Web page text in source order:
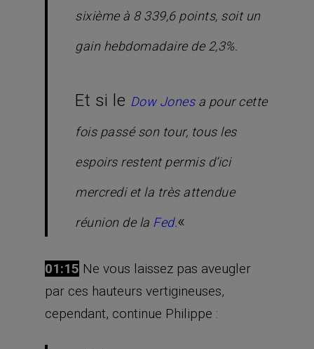
sixième à 8 339,6 points, soit un
gain hebdomadaire de 2,3%.
Et si le Dow Jonesa pour cette
fois passé son tour, tous les
espoirs restent permis d’ici
mercredi et la très attendue
réunion de la Fed.«
01:15 Ne vous laissez pas aveugler
par ces hauteurs vertigineuses,
cependant, continue Philippe :